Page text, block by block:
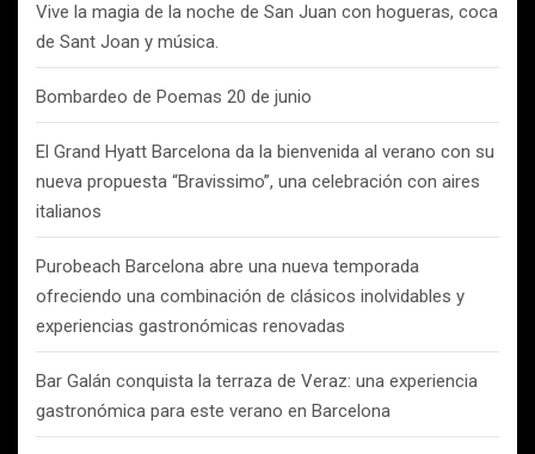
Vive la magia de la noche de San Juan con hogueras, coca
de Sant Joan y música.
Bombardeo de Poemas 20 de junio
El Grand Hyatt Barcelona da la bienvenida al verano con su
nueva propuesta “Bravissimo”, una celebración con aires
italianos
Purobeach Barcelona abre una nueva temporada
ofreciendo una combinación de clásicos inolvidables y
experiencias gastronómicas renovadas
Bar Galán conquista la terraza de Veraz: una experiencia
gastronómica para este verano en Barcelona